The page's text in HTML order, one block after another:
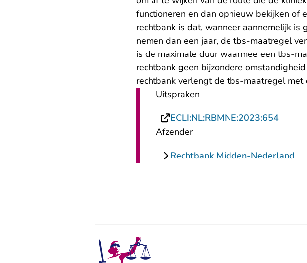
functioneren en dan opnieuw bekijken of
rechtbank is dat, wanneer aannemelijk
nemen dan een jaar, de tbs-maatregel
is de maximale duur waarmee een tbs-
rechtbank geen bijzondere
rechtbank verlengt de tbs-maatregel
Uitspraken
ECLI:NL:RBMNE:2023:654- U
Afzender
Rechtbank Midden-Nederland